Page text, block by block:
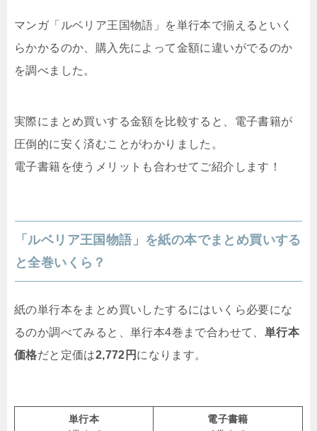
マンガ「ルベリア王国物語」を単行本で揃えるといく
らかかるのか、購入先によって金額に違いがでるのか
を調べました。
実際にまとめ買いする金額を比較すると、電子書籍が
圧倒的に安く済むことがわかりました。
電子書籍を使うメリットも合わせてご紹介します！
「ルベリア王国物語」を紙の本でまとめ買いする
と全巻いくら？
紙の単行本をまとめ買いしたするにはいくら必要にな
るのか調べてみると、単行本4巻まで合わせて、 単行本
価格だと定価は2,772円 になります。
単行本
電子書籍